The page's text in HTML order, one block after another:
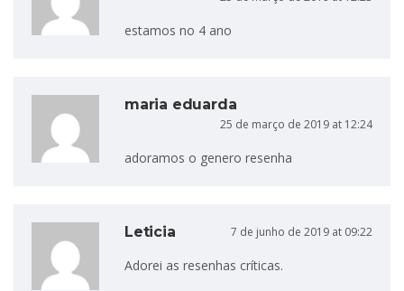
estamos no 4 ano
maria eduarda
25 de março de 2019 at 12:24
adoramos o genero resenha
Leticia 7 de junho de 2019 at 09:22
Adorei as resenhas críticas.